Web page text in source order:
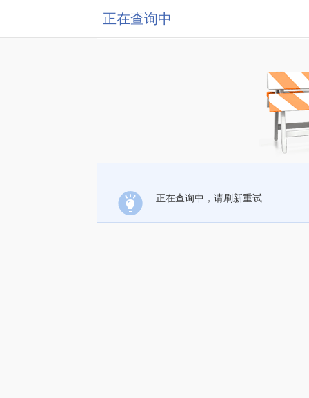
正在查询中
正在查询中，请刷新重试